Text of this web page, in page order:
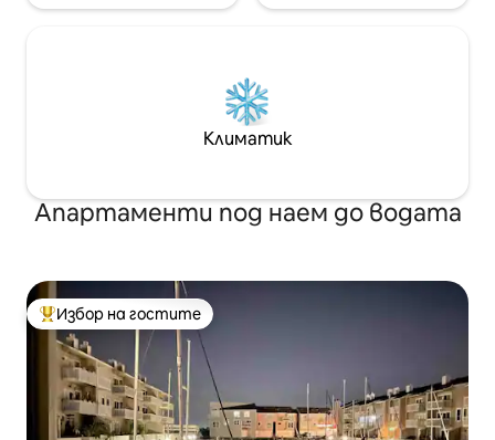
Климатик
Апартаменти под наем до водата
Най-популярен избор на гостите
Избор на гостите